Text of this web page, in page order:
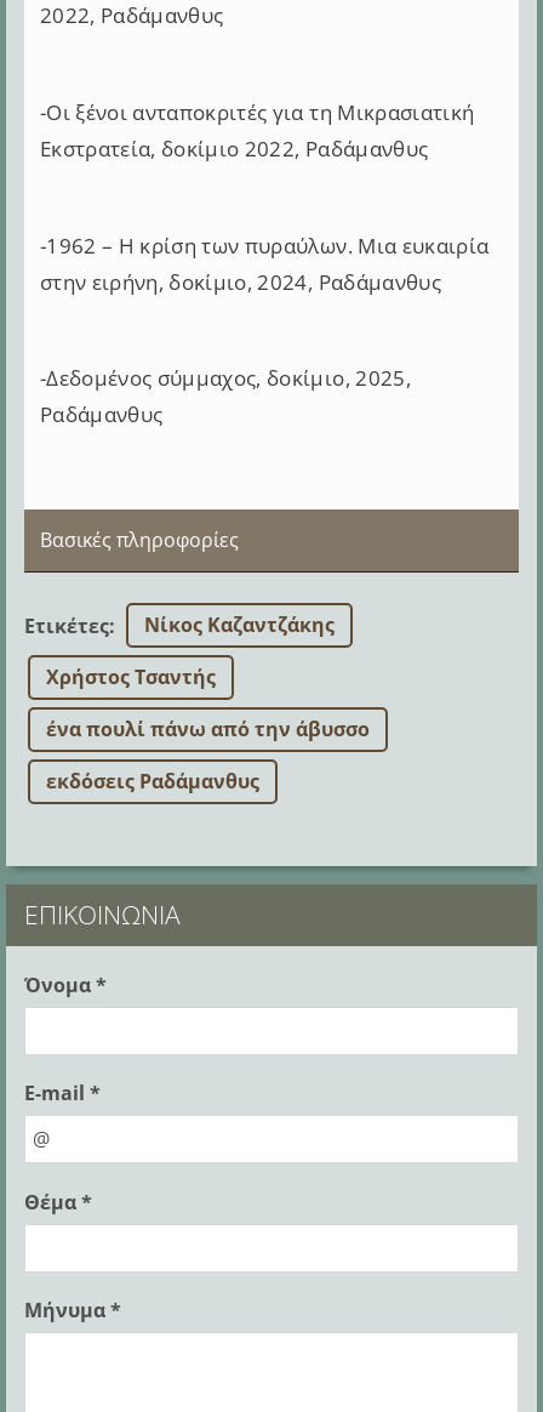
2022, Ραδάμανθυς
-Οι ξένοι ανταποκριτές για τη Μικρασιατική
Εκστρατεία, δοκίμιο 2022, Ραδάμανθυς
-1962 – Η κρίση των πυραύλων. Μια ευκαιρία
στην ειρήνη, δοκίμιο, 2024, Ραδάμανθυς
-Δεδομένος σύμμαχος, δοκίμιο, 2025,
Ραδάμανθυς
Βασικές πληροφορίες
Ετικέτες:
Νίκος Καζαντζάκης
Χρήστος Τσαντής
ένα πουλί πάνω από την άβυσσο
εκδόσεις Ραδάμανθυς
ΕΠΙΚΟΙΝΩΝΊΑ
Όνομα *
E-mail *
Θέμα *
Μήνυμα *